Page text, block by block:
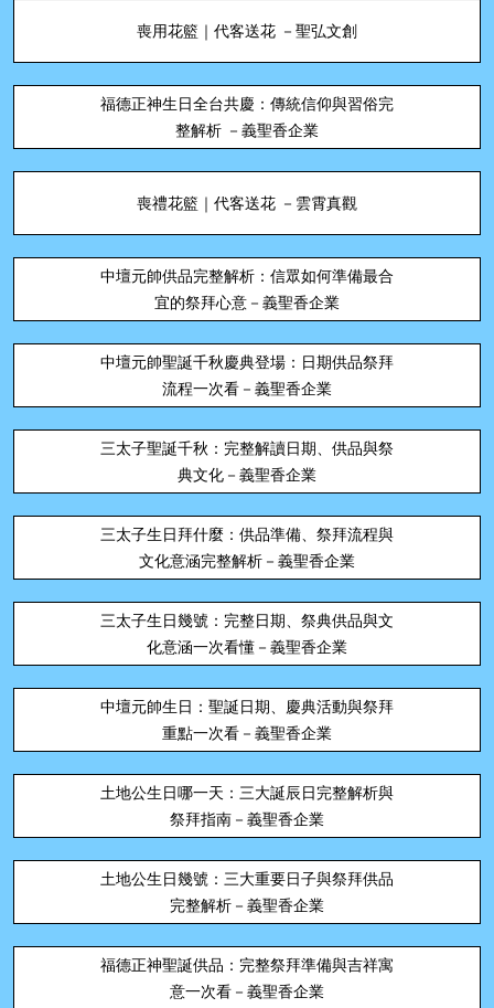
喪用花籃｜代客送花 －聖弘文創
福德正神生日全台共慶：傳統信仰與習俗完
整解析 －義聖香企業
喪禮花籃｜代客送花 －雲霄真觀
中壇元帥供品完整解析：信眾如何準備最合
宜的祭拜心意－義聖香企業
中壇元帥聖誕千秋慶典登場：日期供品祭拜
流程一次看－義聖香企業
三太子聖誕千秋：完整解讀日期、供品與祭
典文化－義聖香企業
三太子生日拜什麼：供品準備、祭拜流程與
文化意涵完整解析－義聖香企業
三太子生日幾號：完整日期、祭典供品與文
化意涵一次看懂－義聖香企業
中壇元帥生日：聖誕日期、慶典活動與祭拜
重點一次看－義聖香企業
土地公生日哪一天：三大誕辰日完整解析與
祭拜指南－義聖香企業
土地公生日幾號：三大重要日子與祭拜供品
完整解析－義聖香企業
福德正神聖誕供品：完整祭拜準備與吉祥寓
意一次看－義聖香企業